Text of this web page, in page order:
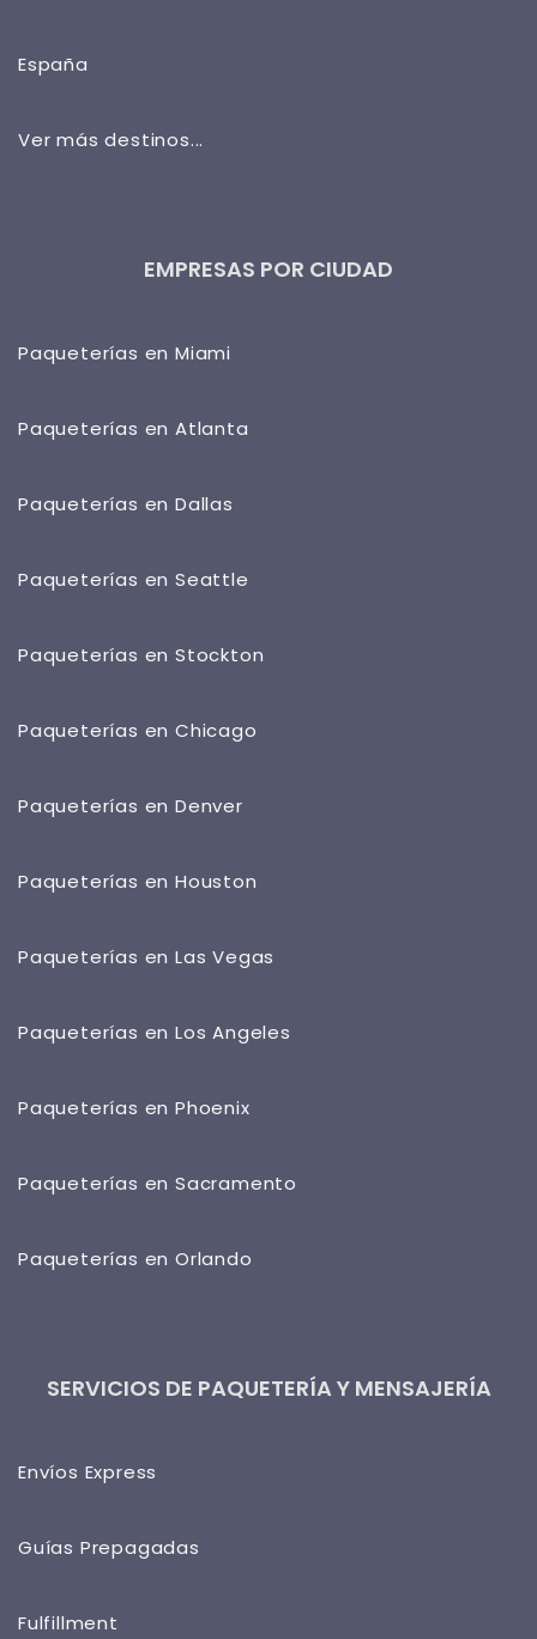
España
Ver más destinos...
EMPRESAS POR CIUDAD
Paqueterías en Miami
Paqueterías en Atlanta
Paqueterías en Dallas
Paqueterías en Seattle
Paqueterías en Stockton
Paqueterías en Chicago
Paqueterías en Denver
Paqueterías en Houston
Paqueterías en Las Vegas
Paqueterías en Los Angeles
Paqueterías en Phoenix
Paqueterías en Sacramento
Paqueterías en Orlando
SERVICIOS DE PAQUETERÍA Y MENSAJERÍA
Envíos Express
Guías Prepagadas
Fulfillment